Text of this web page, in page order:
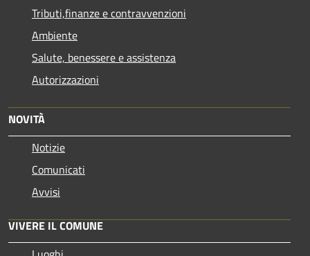
Tributi,finanze e contravvenzioni
Ambiente
Salute, benessere e assistenza
Autorizzazioni
NOVITÀ
Notizie
Comunicati
Avvisi
VIVERE IL COMUNE